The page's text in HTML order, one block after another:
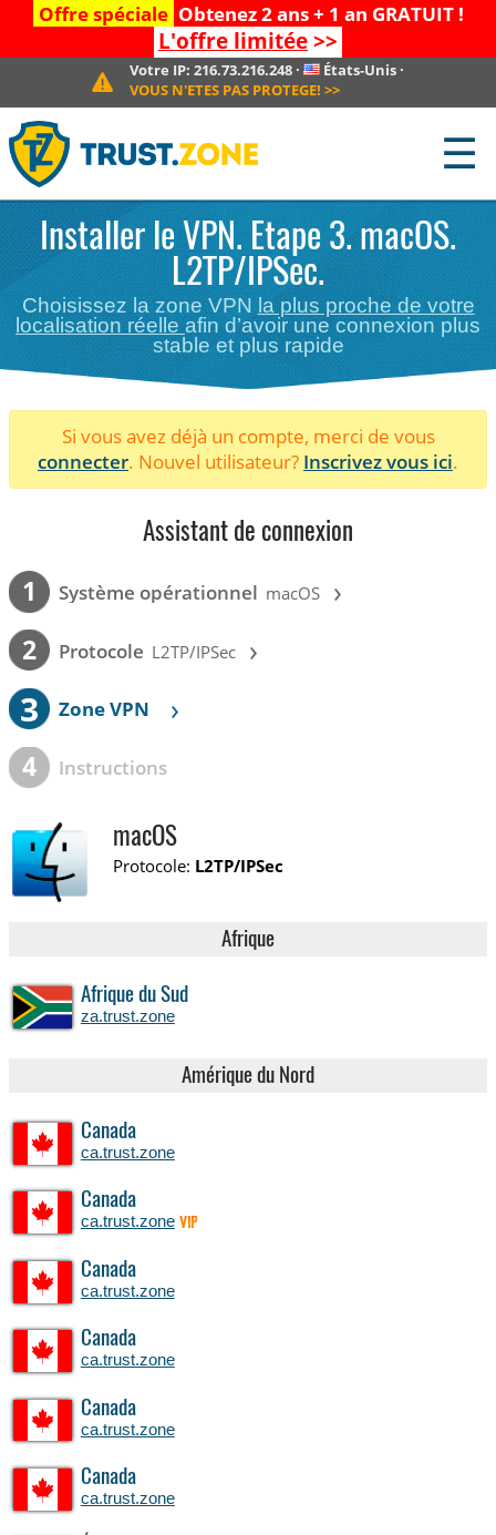
Offre spéciale Obtenez 2 ans + 1 an GRATUIT !
L'offre limitée>>
Votre IP: 216.73.216.248· États-Unis ·
VOUS N'ETES PAS PROTEGE! >>
☰
Installer le VPN. Etape 3. macOS.
L2TP/IPSec.
Choisissez la zone VPN la plus proche de votre
localisation réelle afin d’avoir une connexion plus
stable et plus rapide
Si vous avez déjà un compte, merci de vous
connecter. Nouvel utilisateur? Inscrivez vous ici.
Assistant de connexion
1 Système opérationnel macOS ›
2 Protocole L2TP/IPSec ›
3 Zone VPN ›
4 Instructions
macOS
Protocole: L2TP/IPSec
Afrique
Afrique du Sud
za.trust.zone
Amérique du Nord
Canada
ca.trust.zone
Canada
ca.trust.zone VIP
Canada
ca.trust.zone
Canada
ca.trust.zone
Canada
ca.trust.zone
Canada
ca.trust.zone